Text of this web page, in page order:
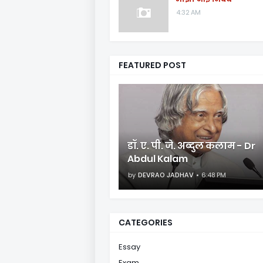
4:32 AM
FEATURED POST
डॉ. ए. पी. जे. अब्दुल कलाम - Dr
Abdul Kalam
by DEVRAO JADHAV 6:48 PM
CATEGORIES
Essay